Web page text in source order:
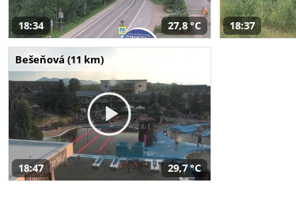
18:34 27,8 °C 18:37
Bešeňová (11 km)
18:47 29,7 °C